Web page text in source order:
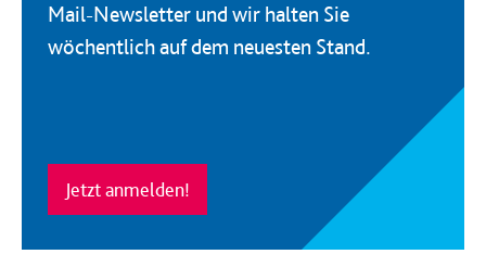
Mail-Newsletter und wir halten Sie
wöchentlich auf dem neuesten Stand.
Jetzt anmelden!